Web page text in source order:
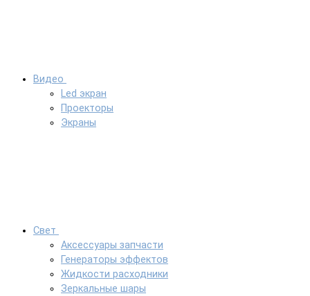
Видео
Led экран
Проекторы
Экраны
Свет
Аксессуары запчасти
Генераторы эффектов
Жидкости расходники
Зеркальные шары